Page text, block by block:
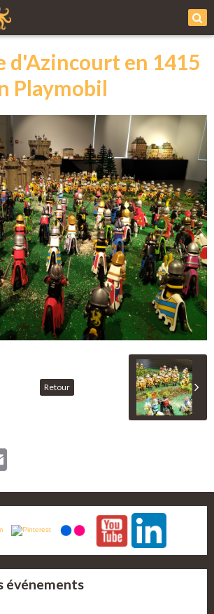
d'Azincourt en 1415
Playmobil
Retour
événements